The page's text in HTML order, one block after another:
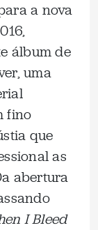
a nova
álbum de
uma
fino
que
as
abertura
I Bleed